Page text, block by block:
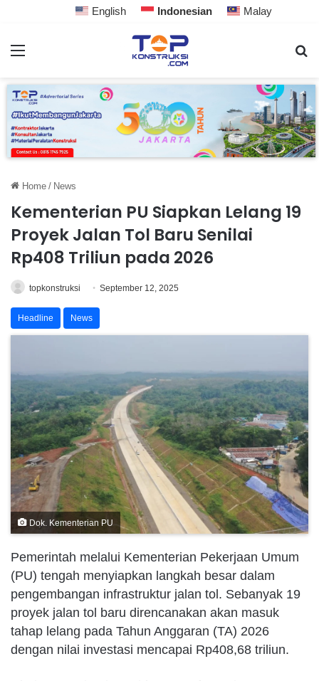
English Indonesian Malay
Home / News
Kementerian PU Siapkan Lelang 19
Proyek Jalan Tol Baru Senilai
Rp408 Triliun pada 2026
topkonstruksi September 12, 2025
Headline News
Dok. Kementerian PU
Pemerintah melalui Kementerian Pekerjaan Umum
(PU) tengah menyiapkan langkah besar dalam
pengembangan infrastruktur jalan tol. Sebanyak 19
proyek jalan tol baru direncanakan akan masuk
tahap lelang pada Tahun Anggaran (TA) 2026
dengan nilai investasi mencapai Rp408,68 triliun.